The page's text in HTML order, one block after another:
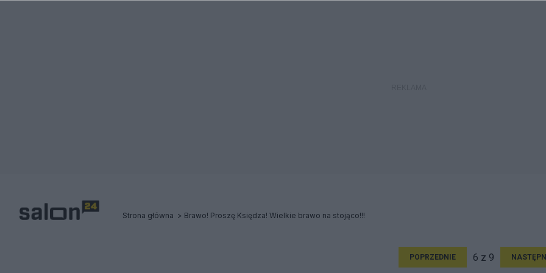
Strona główna Brawo! Proszę Księdza! Wielkie brawo na stojąco!!!
POPRZEDNIE 6 z 9